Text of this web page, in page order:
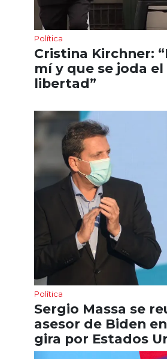
Política
Cristina Kirchner:
mí y que se joda
libertad”
Política
Sergio Massa se
asesor de Biden
gira por Estados